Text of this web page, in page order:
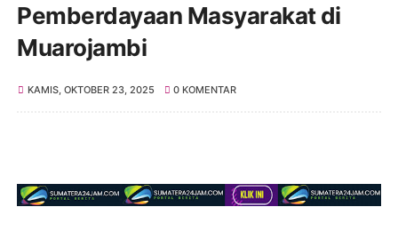
Pemberdayaan Masyarakat di
Muarojambi
KAMIS, OKTOBER 23, 2025 0 KOMENTAR